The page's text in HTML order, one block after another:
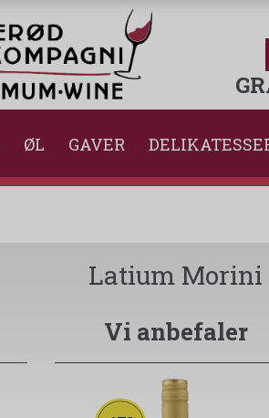
ØL GAVER
Latium Morini
Vi anbefaler